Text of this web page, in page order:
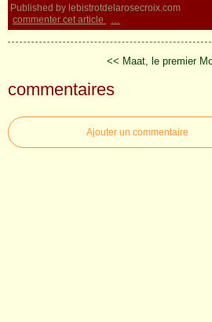
Published by lebistrotdelarosecroix.com
commenter cet article
…
<< Maat, le premier
commentaires
Ajouter un commentaire